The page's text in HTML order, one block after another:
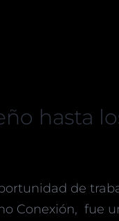
hasta
de
Conexión, fue